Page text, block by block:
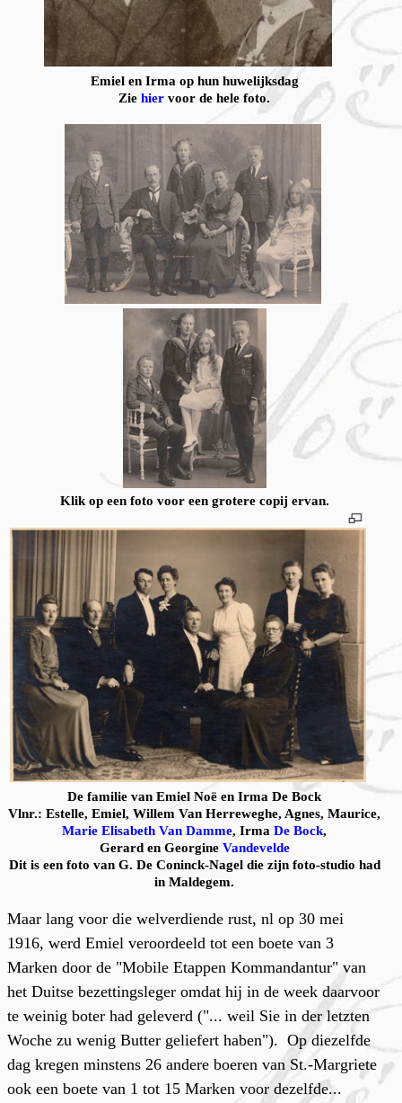
Emiel en Irma op hun huwelijksdag
Ziehier voor de hele foto.
Klik op een foto voor een grotere copij ervan.
De familie van Emiel Noë en Irma De Bock
Vlnr.: Estelle, Emiel, Willem Van Herreweghe, Agnes, Maurice,
Marie Elisabeth Van Damme, IrmaDe Bock,
Gerard en Georgine Vandevelde
Dit is een foto van G. De Coninck-Nagel die zijn foto-studio had
in Maldegem.
Maar lang voor die welverdiende rust, nl op 30 mei
1916, werd Emiel veroordeeld tot een boete van 3
Marken door de "Mobile Etappen Kommandantur" van
het Duitse bezettingsleger omdat hij in de week daarvoor
te weinig boter had geleverd ("... weil Sie in der letzten
Woche zu wenig Butter geliefert haben"). Op diezelfde
dag kregen minstens 26 andere boeren van St.-Margriete
ook een boete van 1 tot 15 Marken voor dezelfde...